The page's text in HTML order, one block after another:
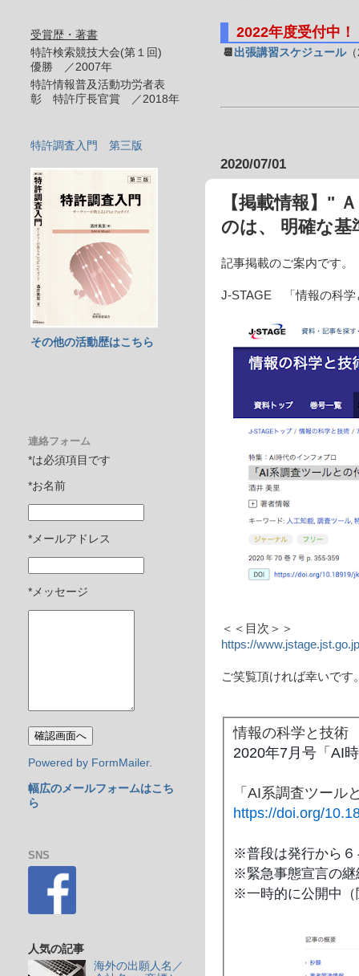
2022年度受付中！
📆 出張講習スケジュール
2020/07/01
【掲載情報】"
のは、 明確な
記事掲載のご案内です。
J-STAGE 「情報の科学
＜＜目次＞＞
https://
ご笑覧頂ければ幸いです
情報の科学と技
2020年7月号「AI
「AI系調査ツー
https://doi.org/
※普段は発行から６
※緊急事態宣言の継
※一時的に公開中（
受賞歴・著書
特許検索競技大会(第１回)
優勝 ／2007年
特許情報普及活動功労者表
彰 特許庁長官賞 ／2018年
特許調査入門 第三版
その他の活動歴はこちら
連絡フォーム
*は必須項目です
*お名前
*メールアドレス
*メッセージ
Powered by FormMailer.
幅広のメールフォームはこち
ら
SNS
人気の記事
海外の出願人名／